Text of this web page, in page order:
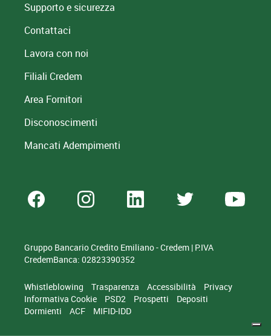
Supporto e sicurezza
Contattaci
Lavora con noi
Filiali Credem
Area Fornitori
Disconoscimenti
Mancati Adempimenti
Gruppo Bancario Credito Emiliano - Credem | P.IVA
CredemBanca: 02823390352
Whistleblowing Trasparenza Accessibilità
Privacy
Informativa Cookie
PSD2 Prospetti
Depositi
Dormienti
ACF MIFID-IDD